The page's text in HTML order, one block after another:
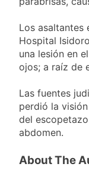
Los asaltantes
Hospital
una lesión en
ojos; a raíz de
Las fuentes
perdió la
del
abdomen.
About The